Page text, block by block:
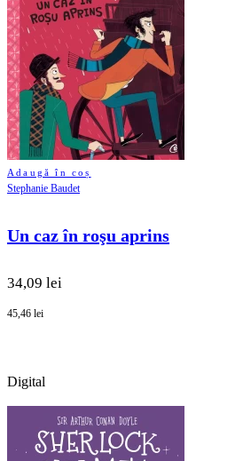
Adaugă în coș
Stephanie Baudet
Un caz în roşu aprins
34,09 lei
45,46 lei
Digital